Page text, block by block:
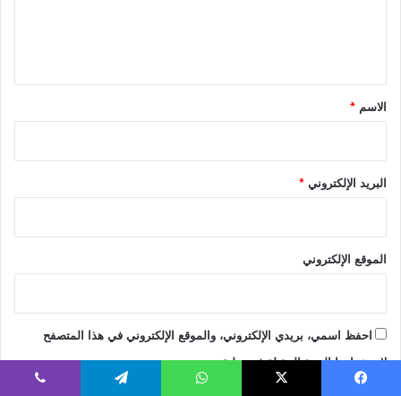
*
الاسم *
البريد الإلكتروني *
الموقع الإلكتروني
احفظ اسمي، بريدي الإلكتروني، والموقع الإلكتروني في هذا المتصفح
لاستخدامها المرة المقبلة في تعليقي.